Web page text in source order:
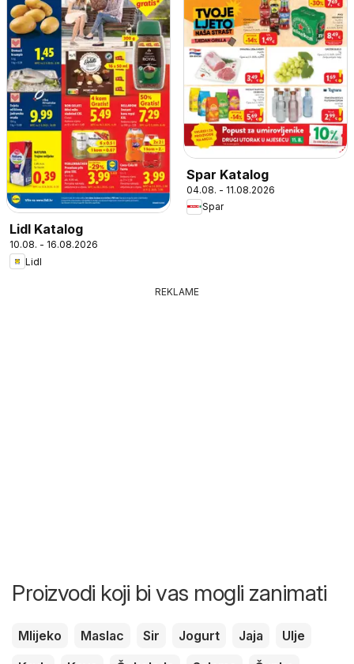
Lidl Katalog
10.08. - 16.08.2026
Lidl
Spar Katalog
04.08. - 11.08.2026
Spar
REKLAME
Proizvodi koji bi vas mogli zanimati
Mlijeko Maslac Sir Jogurt Jaja
Ulje